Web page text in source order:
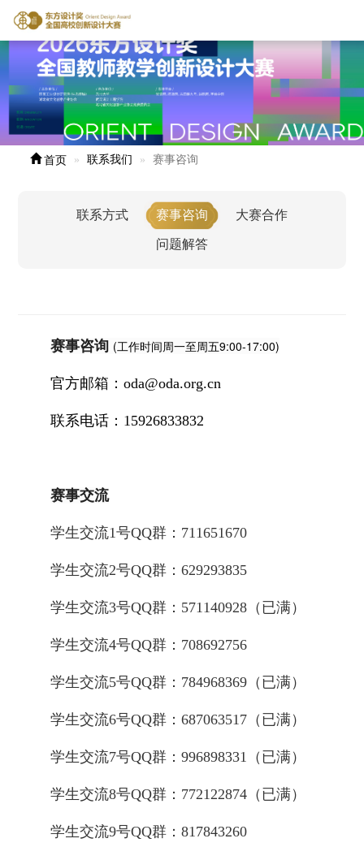
首页 联系我们 赛事咨询
联系方式 赛事咨询 大赛合作
问题解答
赛事咨询 (工作时间周一至周五9:00-17:00)
官方邮箱：oda@oda.org.cn
联系电话：15926833832
赛事交流
学生交流1号QQ群： 711651670
学生交流2号QQ群：629293835
学生交流3号QQ群： 571140928 （已满）
学生交流4号QQ群： 708692756
学生交流5号QQ群： 784968369 （已满）
学生交流6号QQ群：687063517 （已满）
学生交流7号QQ群：996898331 （已满）
学生交流8号QQ群：772122874 （已满）
学生交流9号QQ群：817843260